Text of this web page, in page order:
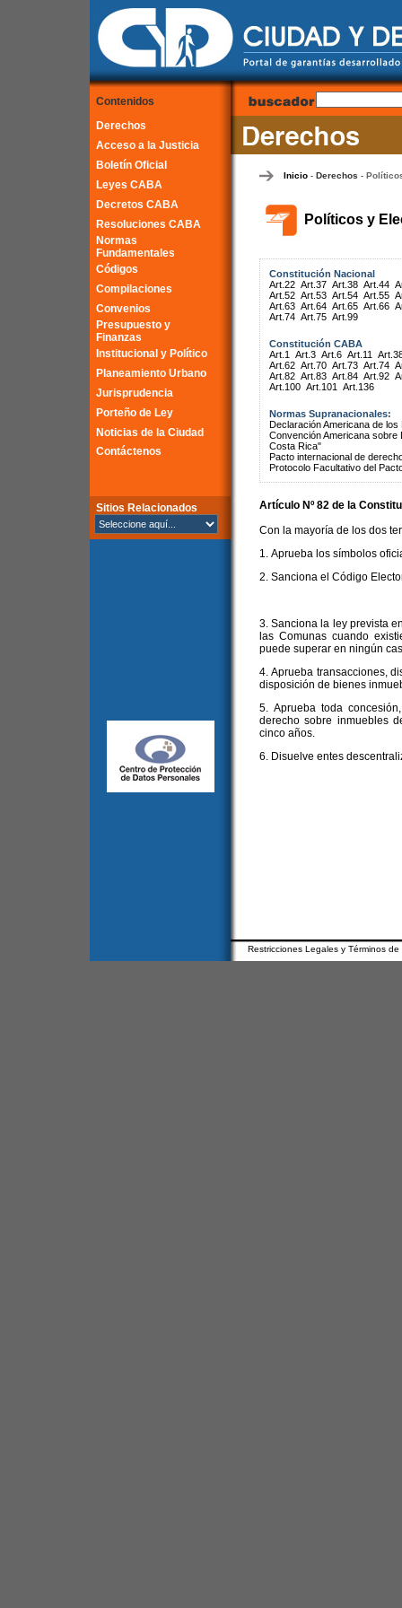
Contenidos
Derechos
Acceso a la Justicia
Boletín Oficial
Leyes CABA
Decretos CABA
Resoluciones CABA
Normas
Fundamentales
Códigos
Compilaciones
Convenios
Presupuesto y
Finanzas
Institucional y Político
Planeamiento Urbano
Jurisprudencia
Porteño de Ley
Noticias de la Ciudad
Contáctenos
Sitios Relacionados
Inicio- Derechos -
Políticos y
Constitución Nacional
Art.22 Art.37 Art.38 Art.44
Art.52 Art.53 Art.54 Art.55
Art.63 Art.64 Art.65 Art.66
Art.74 Art.75 Art.99
Constitución CABA
Art.1
Art.3 Art.6 Art.11
Art.62 Art.70 Art.73 Art.74
Art.82 Art.83 Art.84 Art.92
Art.100 Art.101 Art.136
Normas Supranacionales:
Declaración Americana de
Convención Americana
Costa Rica"
Pacto internacional de
Protocolo Facultativo del
Artículo Nº 82 de la
Con la mayoría de los dos
1. Aprueba los símbolos
2. Sanciona el Código
3. Sanciona la ley prevista
las Comunas cuando
puede superar en ningún
4. Aprueba transacciones,
disposición de bienes
5. Aprueba toda
derecho sobre inmuebles
cinco años.
6. Disuelve entes
Restricciones Legales y Términos de